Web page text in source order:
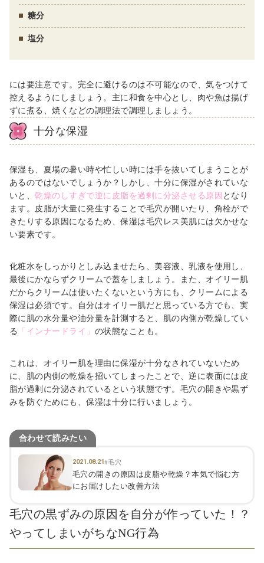
糖分
塩分
には要注意です。完全に避けるのは不可能なので、気をつけて
控えるようにしましょう。主に和食を中心とし、肉や魚は揚げ
ずに煮る、焼くなどの調理法で調理しましょう。
十分な保湿
保湿も、夏場の暑い時や忙しい時には手を抜いてしまうことが
あるのではないでしょうか？しかし、十分に保湿がされていな
いと、乾燥のしすぎで逆に皮脂を過剰に分泌させる原因 となり
ます。皮脂が大量に発生することで毛穴が開いたり、角栓がで
きたりする原因になるため、保湿は毛穴レス美肌には欠かせな
い要素です。
化粧水をしっかりとしみ込ませたら、美容液、乳液を使用し、
最後にかならずクリームで蓋をしましょう。また、オイリー肌
だからクリームは使いたくないという方にも、クリームによる
保湿は必須です。自分はオイリー肌だと思っている方でも、実
際に肌の水分量や油分量を計測すると、肌の内側が乾燥してい
る
「インナードライ」 の状態なことも。
これは、オイリー肌を理由に保湿が十分なされていないため
に、肌の内側の乾燥を招いてしまったことで、逆に表面には皮
脂が過剰に分泌されているという状態です。毛穴の開きや黒ず
みを防ぐためにも、保湿は十分に行いましょう。
合わせて読みたい
2021.08.21#毛穴
毛穴の開きの原因は皮脂や乾燥？本気で悩む方
にお届けしたい改善方法
毛穴の黒ずみの原因を自分が作っていた！？
やってしまいがちなNG行為